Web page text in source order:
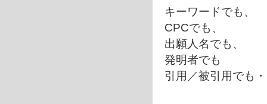
キーワードでも、
CPCでも、
出願人名でも、
発明者でも
引用／被引用でも